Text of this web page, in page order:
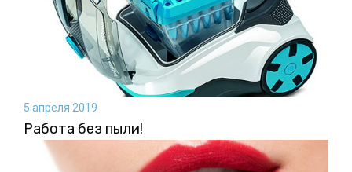
5 апреля 2019
Работа без пыли!